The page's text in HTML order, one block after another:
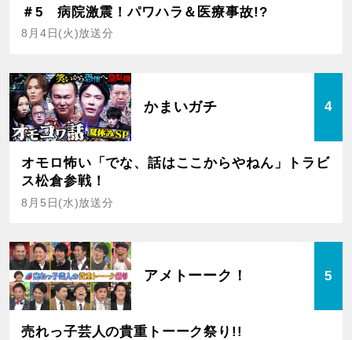
＃5 病院激震！パワハラ＆医療事故!?
8月4日(火)放送分
かまいガチ 4
オモロ怖い「でな、話はここからやねん」トラビ
ス松倉参戦！
8月5日(水)放送分
アメトーーク！ 5
売れっ子芸人の貴重トーーク祭り!!